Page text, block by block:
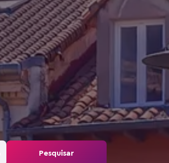
Pesquisar